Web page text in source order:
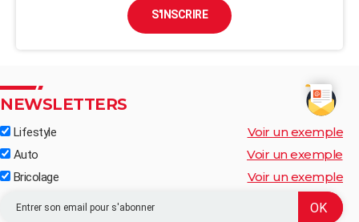
S'INSCRIRE
NEWSLETTERS
Lifestyle Voir un exemple
Auto Voir un exemple
Bricolage Voir un exemple